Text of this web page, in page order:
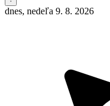
dnes, nedeľa 9. 8. 2026